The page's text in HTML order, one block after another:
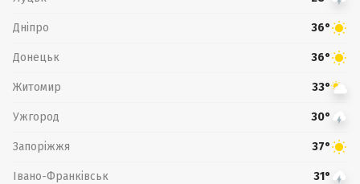
Дніпро 36°
Донецьк 36°
Житомир 33°
Ужгород 30°
Запоріжжя 37°
Івано-Франківськ 31°